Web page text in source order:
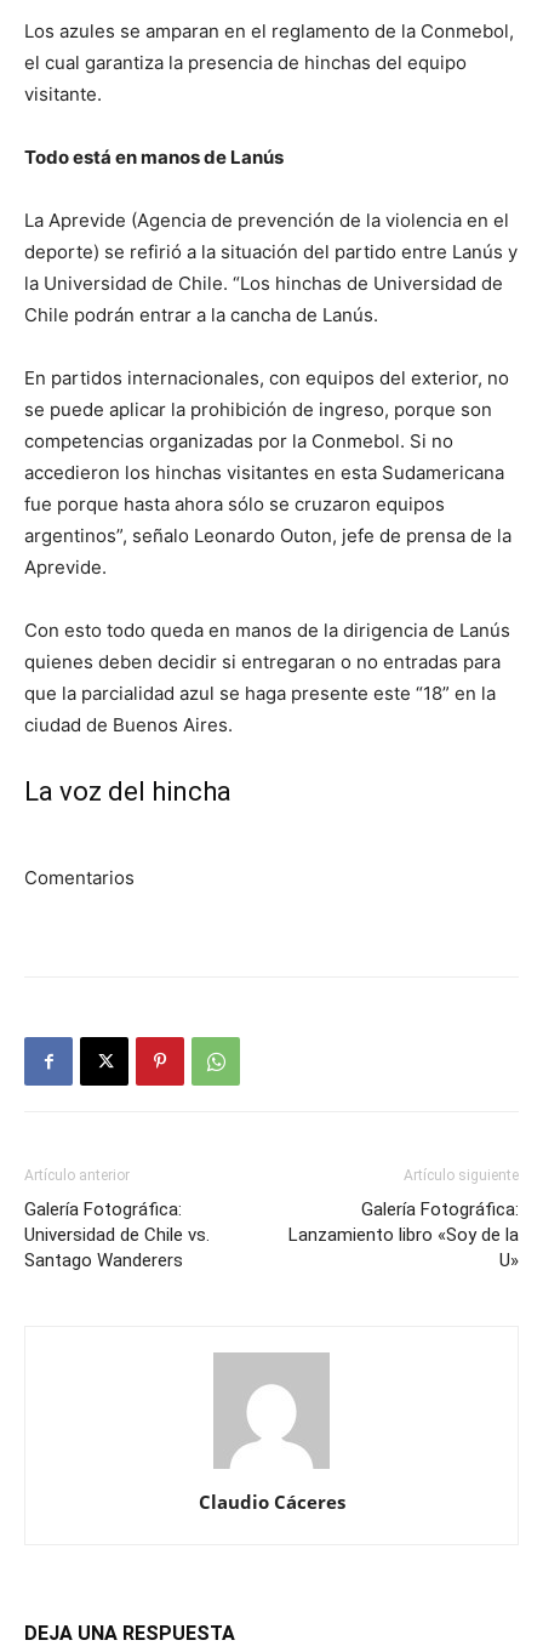
Los azules se amparan en el reglamento de la Conmebol,
el cual garantiza la presencia de hinchas del equipo
visitante.
Todo está en manos de Lanús
La Aprevide (Agencia de prevención de la violencia en el
deporte) se refirió a la situación del partido entre Lanús y
la Universidad de Chile. “Los hinchas de Universidad de
Chile podrán entrar a la cancha de Lanús.
En partidos internacionales, con equipos del exterior, no
se puede aplicar la prohibición de ingreso, porque son
competencias organizadas por la Conmebol. Si no
accedieron los hinchas visitantes en esta Sudamericana
fue porque hasta ahora sólo se cruzaron equipos
argentinos”, señalo Leonardo Outon, jefe de prensa de la
Aprevide.
Con esto todo queda en manos de la dirigencia de Lanús
quienes deben decidir si entregaran o no entradas para
que la parcialidad azul se haga presente este “18” en la
ciudad de Buenos Aires.
La voz del hincha
Comentarios
Artículo anterior
Galería Fotográfica:
Universidad de Chile vs.
Santago Wanderers
Artículo siguiente
Galería Fotográfica:
Lanzamiento libro «Soy de la
U»
Claudio Cáceres
DEJA UNA RESPUESTA